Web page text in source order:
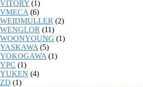
VITORY (1)
VMECA (6)
WEIDMULLER (2)
WENGLOR (11)
WOONYOUNG (1)
YASKAWA (5)
YOKOGAWA (1)
YPC (1)
YUKEN (4)
ZD (1)